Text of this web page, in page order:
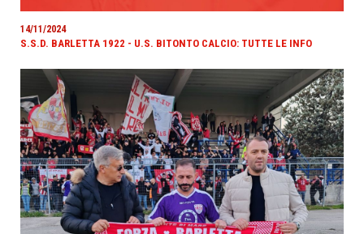
14/11/2024
S.S.D. BARLETTA 1922 - U.S. BITONTO CALCIO: TUTTE LE INFO